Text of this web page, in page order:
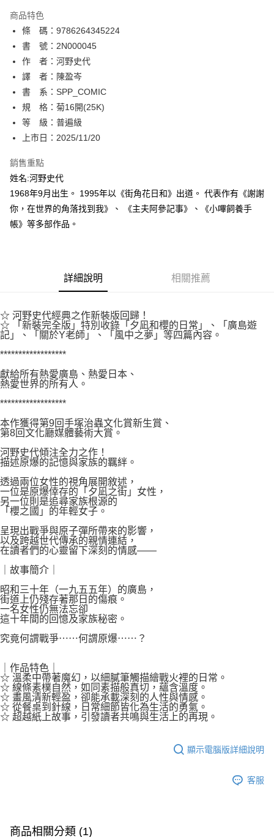
相關說明
【關於「AFTEE先享後付」】
AFTEE先享後付是「在收到商品之後才付款」的支付方式。 讓您購物簡單
便利好安心！
１．簡單：不需註冊會員、不需綁卡、不需儲值。
２．便利：只要手機號碼，簡訊認證，即可結帳。
３．安心：先確認商品／服務後，再付款。
【「AFTEE先享後付」結帳流程】
１．於結帳方式選擇「AFTEE先享後付」後，將跳轉至「AFTEE先享後付」
結帳頁面，進行簡訊認證並確認金額後，即可完成結帳。
２．訂單成立數日內，您將收到繳費通知簡訊。
ATM／網路銀行／等多元方式進行付款，方視為交易完成。
※ 請注意：結帳手續完成當下不需立刻繳費，但若您需要取消訂單，請聯絡
購買商品的店家。未經商家同意取消之訂單仍視為有效，需透過AFTEE先享
後付繳納相關費用。
※ 交易是否成功請以「AFTEE先享後付 」之結帳頁面顯示為準，若有關於
是否繳費成功／繳費後需取消欲退款等相關疑問，請聯繫「AFTEE先享後付
易，需依本服務之必要範圍內提供個人資料，並將交易相關給付款項請求債
https://aftee.tw/terms/#terms3
３．未成年的使用者請事先徵得法定代理人或監護人之同意方可使用
「AFTEE先享後付」，若未經同意申辦者引起之損失，本公司不負相關責
４．使用「AFTEE先享後付」時，將依據個別帳號之用戶狀況，依本公司即
請求用戶進行身份認證。
５．嚴禁一人註冊多個帳號或使用他人資訊註冊。若發現惡意使用之情形，
ATM付款
運送方式
全家取貨付款
每筆NT$80，滿NT$500(含以上)免運費
付款後全家取貨
每筆NT$80，滿NT$500(含以上)免運費
付款後萊爾富取貨
每筆NT$80，滿NT$500(含以上)免運費
付款後7-11取貨
宅配
國家/地區配送
商品特色
條 碼：9786264345224
書 號：2N000045
作 者：河野史代
譯 者：陳盈岑
書 系：SPP_COMIC
規 格：菊16開(25K)
等 級：普遍級
上市日：2025/11/20
銷售重點
姓名:河野史代
1968年9月出生。 1995年以《街角花日和》出道。 代表作有《謝謝
你，在世界的角落找到我》、 《主夫阿參記事》、《小嗶飼養手
帳》等多部作品。
詳細說明 相關推薦
☆ 河野史代經典之作新裝版回歸！
☆ 「新裝完全版」特別收錄「夕凪和櫻的日常」、「廣島遊
記」、「關於Y老師」、「風中之夢」等四篇內容。
******************
獻給所有熱愛廣島、熱愛日本、
熱愛世界的所有人。
******************
本作獲得第9回手塚治蟲文化賞新生賞、
第8回文化廳媒體藝術大賞。
河野史代傾注全力之作！
描述原爆的記憶與家族的羈絆。
透過兩位女性的視角展開敘述，
一位是原爆倖存的「夕凪之街」女性，
另一位則是追尋家族根源的
「櫻之國」的年輕女子。
呈現出戰爭與原子彈所帶來的影響，
以及跨越世代傳承的親情連結，
在讀者們的心靈留下深刻的情感——
｜故事簡介｜
昭和三十年（一九五五年）的廣島，
街道上仍殘存著那日的傷痕。
一名女性仍無法忘卻
這十年間的回憶及家族秘密。
究竟何謂戰爭⋯⋯何謂原爆⋯⋯？
｜作品特色｜
☆ 溫柔中帶著魔幻，以細膩筆觸描繪戰火裡的日常。
☆ 線條素樸自然，如同素描般真切，蘊含溫度。
☆ 畫風清新輕盈，卻能承載深刻的人性與情感。
☆ 從餐桌到針線，日常細節皆化為生活的勇氣。
☆ 超越紙上故事，引發讀者共鳴與生活上的再現。
顯示電腦版詳細說明
客服
商品相關分類 (1)